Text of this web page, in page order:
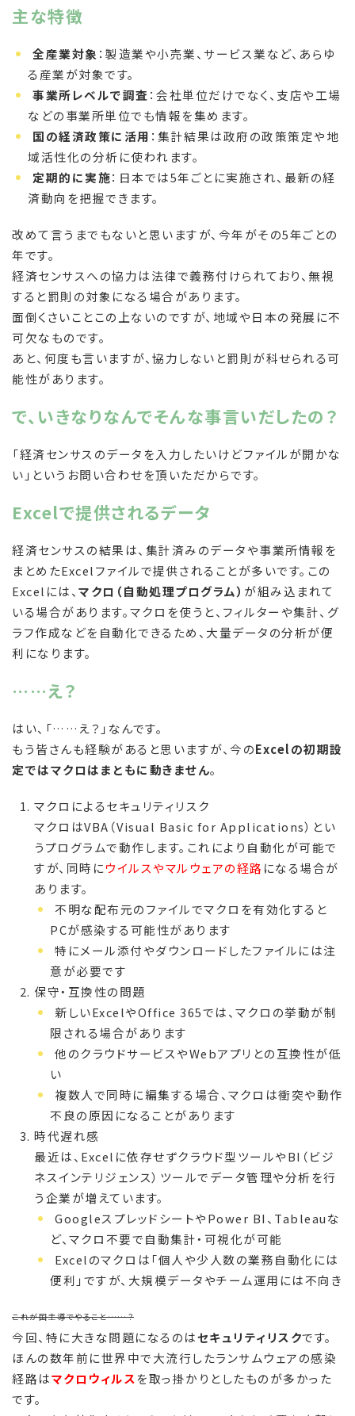
主な特徴
全産業対象 ：製造業や小売業、サービス業など、あらゆ
る産業が対象です。
事業所レベルで調査：会社単位だけでなく、支店や工場
などの事業所単位でも情報を集めます。
国の経済政策に活用 ：集計結果は政府の政策策定や地
域活性化の分析に使われます。
定期的に実施：日本では5年ごとに実施され、最新の経
済動向を把握できます。
改めて言うまでもないと思いますが、今年がその5年ごとの
年です。
経済センサスへの協力は法律で義務付けられており、無視
すると罰則の対象になる場合があります。
面倒くさいことこの上ないのですが、地域や日本の発展に不
可欠なものです。
あと、何度も言いますが、協力しないと罰則が科せられる可
能性があります。
で、いきなりなんでそんな事言いだしたの？
「経済センサスのデータを入力したいけどファイルが開かな
い」というお問い合わせを頂いただからです。
Excelで提供されるデータ
経済センサスの結果は、集計済みのデータや事業所情報を
まとめたExcelファイルで提供されることが多いです。この
Excelには、 マクロ（自動処理プログラム） が組み込まれて
いる場合があります。マクロを使うと、フィルターや集計、グ
ラフ作成などを自動化できるため、大量データの分析が便
利になります。
……え？
はい、「……え？」なんです。
もう皆さんも経験があると思いますが、今のExcelの初期設
定ではマクロはまともに動きません。
マクロによるセキュリティリスク
マクロはVBA（Visual Basic for Applications）とい
うプログラムで動作します。これにより自動化が可能で
すが、同時にウイルスやマルウェアの経路 になる場合が
あります。
不明な配布元のファイルでマクロを有効化すると
PCが感染する可能性があります
特にメール添付やダウンロードしたファイルには注
意が必要です
保守・互換性の問題
新しいExcelやOffice 365では、マクロの挙動が制
限される場合があります
他のクラウドサービスやWebアプリとの互換性が低
い
複数人で同時に編集する場合、マクロは衝突や動作
不良の原因になることがあります
時代遅れ感
最近は、Excelに依存せずクラウド型ツールやBI（ビジ
ネスインテリジェンス）ツールでデータ管理や分析を行
う企業が増えています。
GoogleスプレッドシートやPower BI、Tableauな
ど、マクロ不要で自動集計・可視化が可能
Excelのマクロは「個人や少人数の業務自動化には
便利」ですが、大規模データやチーム運用には不向き
これが国主導でやること……？
今回、特に大きな問題になるのはセキュリティリスクです。
ほんの数年前に世界中で大流行したランサムウェアの感染
経路はマクロウィルスを取っ掛かりとしたものが多かった
です。